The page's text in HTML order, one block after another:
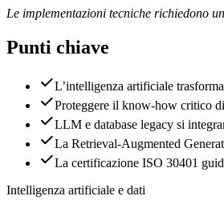
Le implementazioni tecniche richiedono
Punti chiave
L’intelligenza artificiale
Proteggere il know-how critico
LLM e database legacy si
La Retrieval-Augmented
La certificazione ISO 30401
Intelligenza artificiale e dati